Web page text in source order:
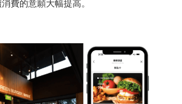
費的意願大幅提高。